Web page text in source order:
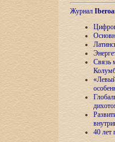
Журнал
Связь
40 лет